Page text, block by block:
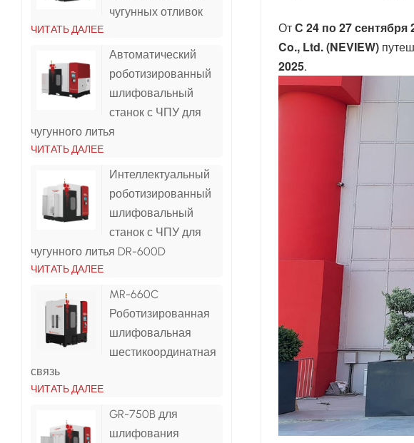
чугунных отливок
ЧИТАТЬ ДАЛЕЕ
Автоматический
роботизированный
шлифовальный
станок с ЧПУ для
чугунного литья
ЧИТАТЬ ДАЛЕЕ
Интеллектуальный
роботизированный
шлифовальный
станок с ЧПУ для
чугунного литья DR-600D
ЧИТАТЬ ДАЛЕЕ
MR-660C
Роботизированная
шлифовальная
шестикоординатная
связь
ЧИТАТЬ ДАЛЕЕ
GR-750B для
шлифования
ОтС 24 по 27 сентября
Co., Ltd. (NEVIEW)
2025.